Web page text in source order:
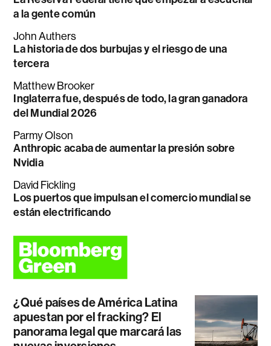
a la gente común
John Authers
La historia de dos burbujas y el riesgo de una
tercera
Matthew Brooker
Inglaterra fue, después de todo, la gran ganadora
del Mundial 2026
Parmy Olson
Anthropic acaba de aumentar la presión sobre
Nvidia
David Fickling
Los puertos que impulsan el comercio mundial se
están electrificando
¿Qué países de América Latina
apuestan por el fracking? El
panorama legal que marcará las